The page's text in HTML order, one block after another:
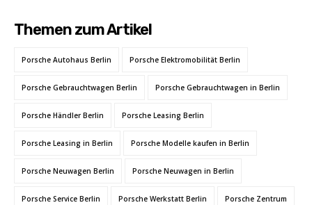
Themen zum Artikel
Porsche Autohaus Berlin Porsche Elektromobilität Berlin
Porsche Gebrauchtwagen Berlin Porsche Gebrauchtwagen in Berlin
Porsche Händler Berlin Porsche Leasing Berlin
Porsche Leasing in Berlin Porsche Modelle kaufen in Berlin
Porsche Neuwagen Berlin Porsche Neuwagen in Berlin
Porsche Service Berlin Porsche Werkstatt Berlin Porsche Zentrum